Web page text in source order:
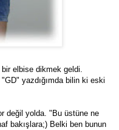
bir elbise dikmek geldi.
yazdığımda bilin ki eski
değil yolda. "Bu üstüne ne
bakışlara;) Belki ben bunun